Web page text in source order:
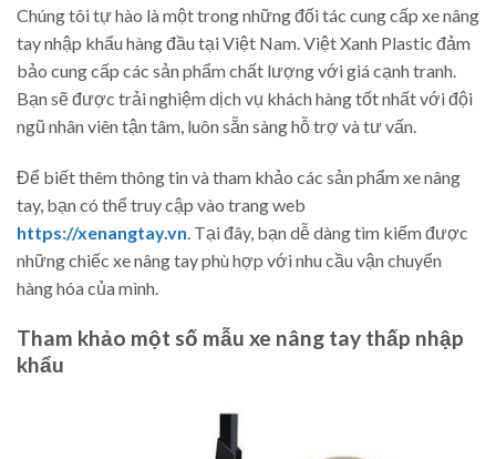
Chúng tôi tự hào là một trong những đối tác cung cấp xe nâng
tay nhập khẩu hàng đầu tại Việt Nam. Việt Xanh Plastic đảm
bảo cung cấp các sản phẩm chất lượng với giá cạnh tranh.
Bạn sẽ được trải nghiệm dịch vụ khách hàng tốt nhất với đội
ngũ nhân viên tận tâm, luôn sẵn sàng hỗ trợ và tư vấn.
Để biết thêm thông tin và tham khảo các sản phẩm xe nâng
tay, bạn có thể truy cập vào trang web
https://xenangtay.vn. Tại đây, bạn dễ dàng tìm kiếm được
những chiếc xe nâng tay phù hợp với nhu cầu vận chuyển
hàng hóa của mình.
Tham khảo một số mẫu xe nâng tay thấp nhập
khẩu